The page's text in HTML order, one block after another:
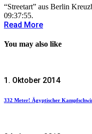
“Streetart” aus Berlin
09:37:55.
Read More
You may also like
1. Oktober 2014
332 Meter! Ägyptischer